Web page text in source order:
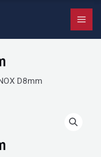
D8mm